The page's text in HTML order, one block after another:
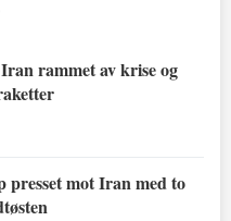
rammet av krise og
presset mot Iran med to